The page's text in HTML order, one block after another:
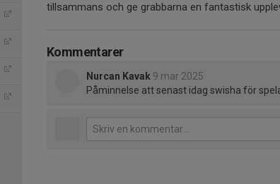
tillsammans och ge grabbarna en fantastisk
Kommentarer
Nurcan Kavak 9 mar 2025
Påminnelse att senast idag swisha för